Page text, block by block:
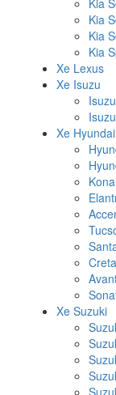
Kia
Kia
Kia
Kia
Xe Lexus
Xe Isuzu
Xe Hyundai
Kona
Creta
Xe Suzuki